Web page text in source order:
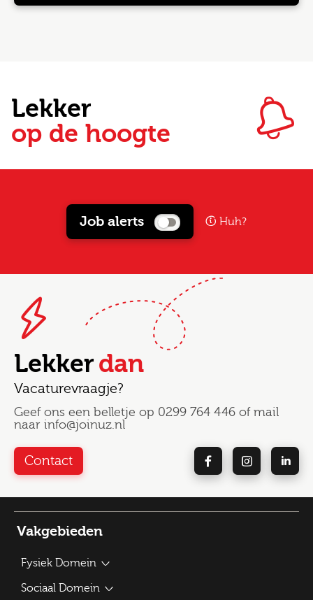
Lekker
op de hoogte
Job alerts Huh?
Lekkerdan
Vacaturevraagje?
Geef ons een belletje op 0299 764 446 of mail
naar info@joinuz.nl
Contact
Vakgebieden
Fysiek Domein
Bouwplantoetser
Sociaal Domein